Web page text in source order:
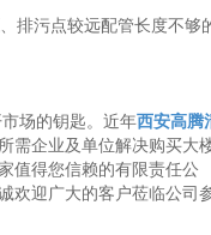
排污点较远配管长度不够
场的钥匙。近年西安高腾
需企业及单位解决购买大
值得您信赖的有限责任公
欢迎广大的客户莅临公司